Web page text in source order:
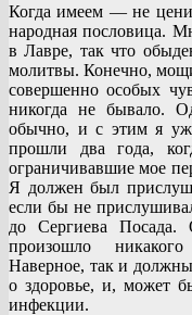
Когда имеем — не
народная пословица.
в Лавре, так что
молитвы. Конечно,
совершенно особых
никогда не бывало.
обычно, и с этим я
прошли два года,
ограничивавшие мое
Я должен был
если бы не
до Сергиева Посада.
произошло
Наверное, так и должны
о здоровье, и, может
инфекции.